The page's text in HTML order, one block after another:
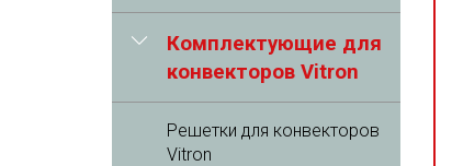
Комплектующие для
конвекторов Vitron
Решетки для конвекторов
Vitron